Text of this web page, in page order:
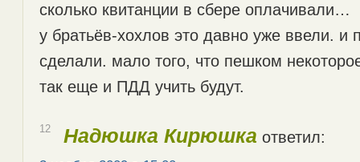
сколько квитанции в сбере оплачивали…
у братьёв-хохлов это давно уже ввели. и
сделали. мало того, что пешком
так еще и ПДД учить будут.
12 Надюшка Кирюшка ответил: